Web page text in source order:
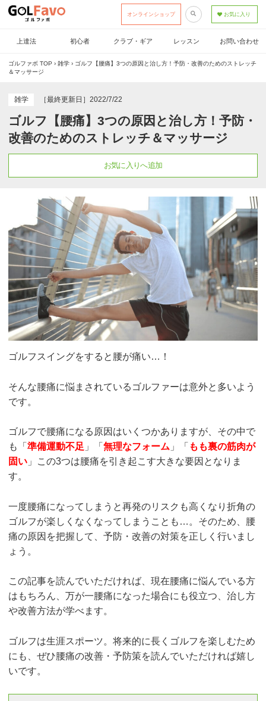
オンラインショップ お気に入り
上達法 初心者 クラブ・ギア レッスン お問い合わせ
ゴルファボ TOP › 雑学 › ゴルフ【腰痛】3つの原因と治し方！予防・改善のためのストレッチ
＆マッサージ
雑学 ［最終更新日］2022/7/22
ゴルフ【腰痛】3つの原因と治し方！予防・
改善のためのストレッチ＆マッサージ
お気に入りへ追加
ゴルフスイングをすると腰が痛い…！
そんな腰痛に悩まされているゴルファーは意外と多いよう
です。
ゴルフで腰痛になる原因はいくつかありますが、その中で
も「 準備運動不足 」「 無理なフォーム 」「 もも裏の筋肉が
固い 」この3つは腰痛を引き起こす大きな要因となりま
す。
一度腰痛になってしまうと再発のリスクも高くなり折角の
ゴルフが楽しくなくなってしまうことも…。そのため、腰
痛の原因を把握して、予防・改善の対策を正しく行いまし
ょう。
この記事を読んでいただければ、現在腰痛に悩んでいる方
はもちろん、万が一腰痛になった場合にも役立つ、治し方
や改善方法が学べます。
ゴルフは生涯スポーツ。将来的に長くゴルフを楽しむため
にも、ぜひ腰痛の改善・予防策を読んでいただければ嬉し
いです。